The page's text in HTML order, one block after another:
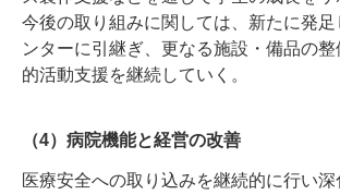
今後の取り組みに関しては、新たに発
ンターに引継ぎ、更なる施設・備品の
的活動支援を継続していく。
（4）病院機能と経営の改善
医療安全への取り込みを継続的に行い